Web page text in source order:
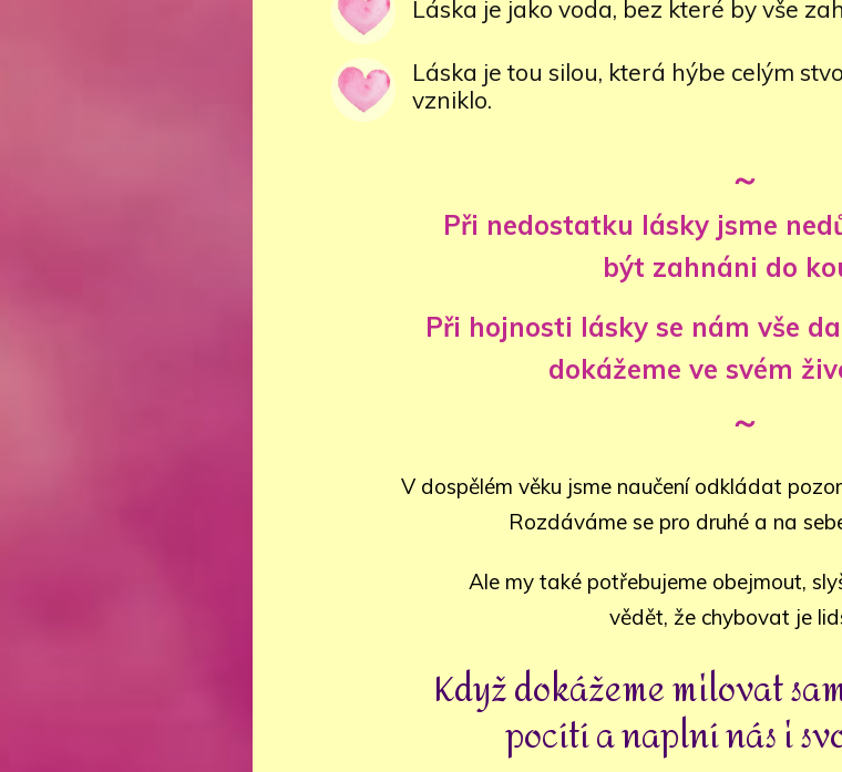
Láska je jako voda, bez které by vše
Láska je tou silou, která hýbe celým
vzniklo.
～
Při nedostatku lásky jsme
být zahnáni do
Při hojnosti lásky se nám vše
dokážeme ve svém
～
V dospělém věku jsme naučení odkládat
Rozdáváme se pro druhé a na
Ale my také potřebujeme obejmout,
vědět, že chybovat je
Když dokážeme milovat
pocítí a naplní nás i